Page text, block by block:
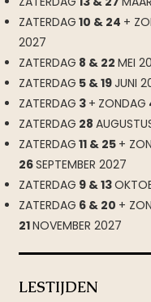
ZATERDAG 10 & 24 +
2027
ZATERDAG 8 & 22 MEI
ZATERDAG 5 & 19JUNI
ZATERDAG 3 + ZONDAG
ZATERDAG 28
ZATERDAG 11 & 25 +
26SEPTEMBER 2027
ZATERDAG 9 & 13
ZATERDAG 6 & 20 +
21NOVEMBER 2027
LESTIJDEN